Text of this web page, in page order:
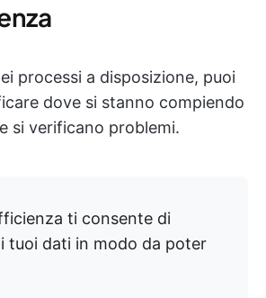
processi a disposizione, puoi
dove si stanno compiendo
si verificano problemi.
ti consente di
tuoi dati in modo da poter